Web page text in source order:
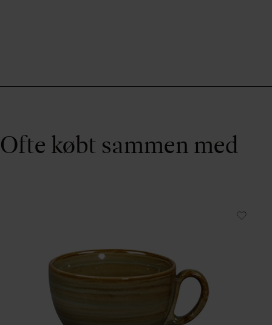
Ofte købt sammen med